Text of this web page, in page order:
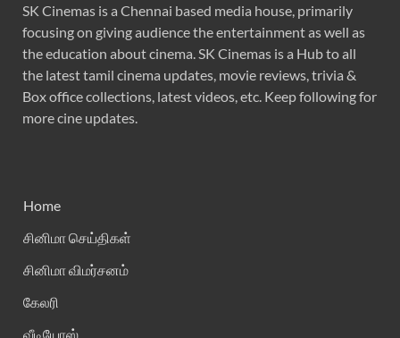
SK Cinemas is a Chennai based media house, primarily
focusing on giving audience the entertainment as well as
the education about cinema. SK Cinemas is a Hub to all
the latest tamil cinema updates, movie reviews, trivia &
Box office collections, latest videos, etc. Keep following for
more cine updates.
Home
சினிமா செய்திகள்
சினிமா விமர்சனம்
கேலரி
வீடியோஸ்